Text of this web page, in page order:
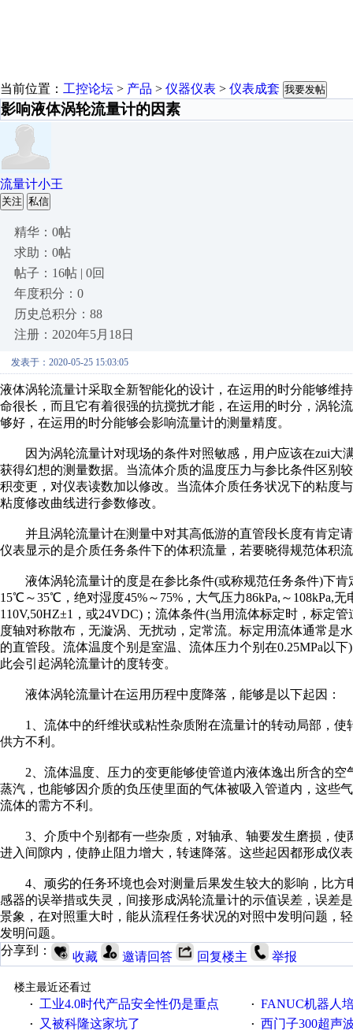
当前位置： 工控论坛 > 产品 > 仪器仪表 > 仪表成套 我要发帖
影响液体涡轮流量计的因素
流量计小王
关注 私信
精华：0帖
求助：0帖
帖子：16帖 | 0回
年度积分：0
历史总积分：88
注册：2020年5月18日
发表于：2020-05-25 15:03:05
液体涡轮流量计采取全新智能化的设计，在运用的时分能够维
命很长，而且它有着很强的抗搅扰才能，在运用的时分，涡轮
够好，在运用的时分能够会影响流量计的测量精度。
因为涡轮流量计对现场的条件对照敏感，用户应该在zui大
获得幻想的测量数据。当流体介质的温度压力与参比条件区别
积变更，对仪表读数加以修改。当流体介质任务状况下的粘度
粘度修改曲线进行参数修改。
并且涡轮流量计在测量中对其高低游的直管段长度有肯定
仪表显示的是介质任务条件下的体积流量，若要晓得规范体积
液体涡轮流量计的度是在参比条件(或称规范任务条件)下肯
15℃～35℃，绝对湿度45%～75%，大气压力86kPa,～108kPa,
110V,50HZ±1，或24VDC)；流体条件(当用流体标定时，标定
度轴对称散布，无漩涡、无扰动，定常流。标定用流体通常是
的直管段。流体温度个别是室温、流体压力个别在0.25MPa以
此会引起涡轮流量计的度转变。
液体涡轮流量计在运用历程中度降落，能够是以下起因：
1、流体中的纤维状或粘性杂质附在流量计的转动局部，使
供方不利。
2、流体温度、压力的变更能够使管道内液体逸出所含的空
蒸汽，也能够因介质的负压使里面的气体被吸入管道内，这些
流体的需方不利。
3、介质中个别都有一些杂质，对轴承、轴要发生磨损，使
进入间隙内，使静止阻力增大，转速降落。这些起因都形成仪
4、顽劣的任务环境也会对测量后果发生较大的影响，比方
感器的误举措或失灵，间接形成涡轮流量计的示值误差，误差
景象，在对照重大时，能从流程任务状况的对照中发明问题，
发明问题。
分享到：
收藏 邀请回答 回复楼主 举报
楼主最近还看过
·
工业4.0时代产品安全性仍是重点 · FANUC机器人
· 又被科隆这家坑了 · 西门子300超声波